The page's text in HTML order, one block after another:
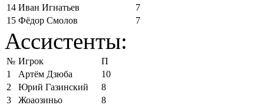
14 Иван Игнатьев
7
15 Фёдор Смолов 7
Ассистенты:
№ Игрок
П
1
Артём Дзюба
10
2
Юрий Газинский
8
3
Жоаозиньо
8